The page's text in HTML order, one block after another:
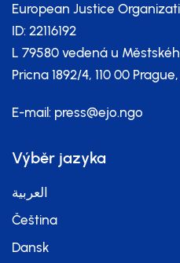
European Justice
ID: 22116192
L 79580 vedená u
Pricna 1892/4, 110 00
E-mail: press@ejo.ngo
Výběr jazyka
العربية
Čeština
Dansk